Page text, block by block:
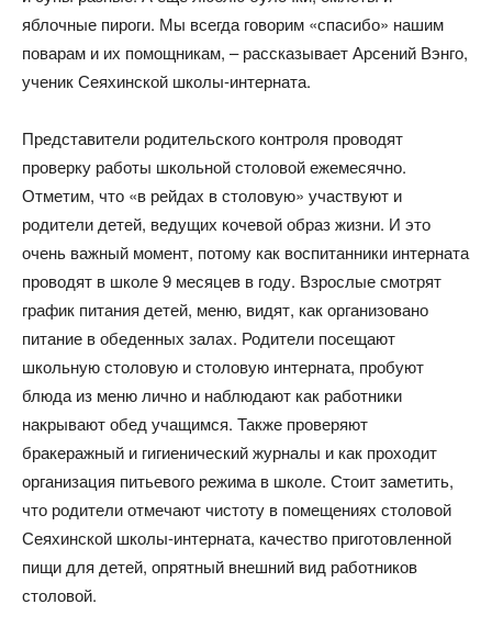
яблочные пироги. Мы всегда говорим «спасибо» нашим
поварам и их помощникам, – рассказывает Арсений Вэнго,
ученик Сеяхинской школы-интерната.
Представители родительского контроля проводят
проверку работы школьной столовой ежемесячно.
Отметим, что «в рейдах в столовую» участвуют и
родители детей, ведущих кочевой образ жизни. И это
очень важный момент, потому как воспитанники интерната
проводят в школе 9 месяцев в году. Взрослые смотрят
график питания детей, меню, видят, как организовано
питание в обеденных залах. Родители посещают
школьную столовую и столовую интерната, пробуют
блюда из меню лично и наблюдают как работники
накрывают обед учащимся. Также проверяют
бракеражный и гигиенический журналы и как проходит
организация питьевого режима в школе. Стоит заметить,
что родители отмечают чистоту в помещениях столовой
Сеяхинской школы-интерната, качество приготовленной
пищи для детей, опрятный внешний вид работников
столовой.